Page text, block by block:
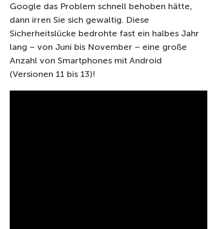
Google das Problem schnell behoben hätte,
dann irren Sie sich gewaltig. Diese
Sicherheitslücke bedrohte fast ein halbes Jahr
lang – von Juni bis November – eine große
Anzahl von Smartphones mit Android
(Versionen 11 bis 13)!